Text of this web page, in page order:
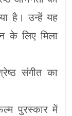
है। उन्हें यह
के लिए मिला
संगीत का
पुरस्कार में